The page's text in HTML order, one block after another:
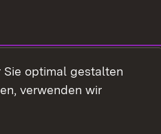
Sie optimal gestalten
verwenden wir